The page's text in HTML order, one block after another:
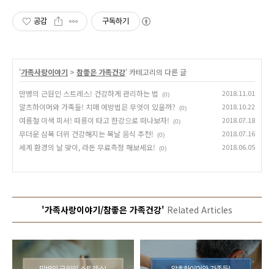
공감 구독하기
'가족사랑이야기 > 참좋은 가족건강' 카테고리의 다른 글
만병의 근원인 스트레스! 건강하게 관리하는 법 (0) 2018.11.01
알츠하이머와 가족들! 치매 예방법은 무엇이 있을까? (0) 2018.10.22
여름철 이색 피서! 따릉이 타고 한강으로 떠나보자! (0) 2018.07.18
무더운 삼복 더위 건강해지는 복날 음식 추천! (0) 2018.07.16
세계 환경의 날 맞이, 라돈 무료측정 해보세요! (0) 2018.06.05
'가족사랑이야기/참좋은 가족건강' Related Articles